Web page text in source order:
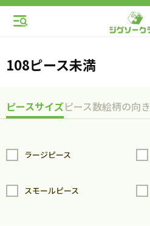
108ピース未満
ピースサイズピース数絵柄の向き
ラージピース
スモールピース